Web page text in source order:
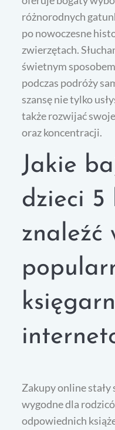
różnorodnych
po nowoczesne
zwierzętach.
świetnym
podczas podróży
szansę nie tylko
także rozwijać
oraz koncentracji.
Jakie
dzieci 5
znaleźć
Zakupy online
wygodne dla
odpowiednich